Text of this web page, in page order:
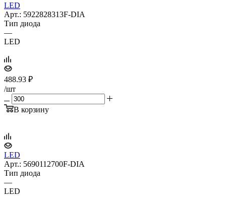
LED
Арт.: 5922828313F-DIA
Тип диода
—
LED
488.93 ₽
/шт
В корзину
LED
Арт.: 5690112700F-DIA
Тип диода
—
LED